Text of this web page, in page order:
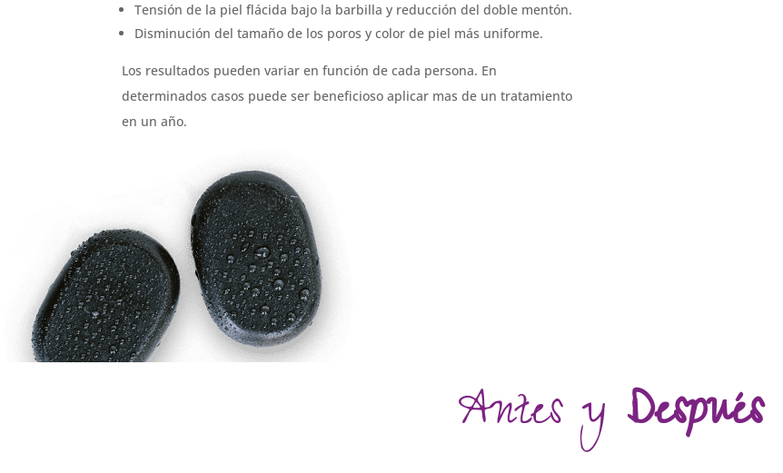
Tensión de la piel flácida bajo la barbilla y reducción del doble mentón.
Disminución del tamaño de los poros y color de piel más uniforme.
Los resultados pueden variar en función de cada persona. En
determinados casos puede ser beneficioso aplicar mas de un tratamiento
en un año.
Antes y Después